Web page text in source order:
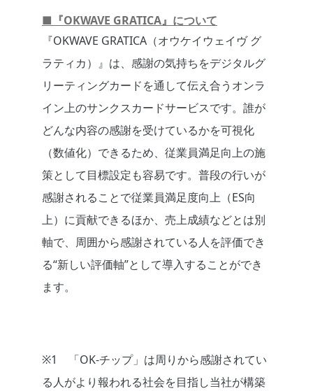
■『OKWAVE GRATICA』について
『OKWAVE GRATICA（オウケイウェイヴ グ
ラティカ）』は、感謝の気持ちをデジタルグ
リーティングカードを通して伝え合うオンラ
イン上のサンクスカードサービスです。誰が
どんな内容の感謝を受けているかを可視化
（数値化）できるため、従業員満足向上の施
策として目標設定も容易です。普段の行いが
感謝されることで従業員満足度向上（ES向
上）に貢献できるほか、売上成績などとは別
軸で、周囲から感謝されている人を評価でき
る“新しい評価軸”として導入することができ
ます。
※1 「OK-チップ」は周りから感謝されてい
る人がより報われる社会を目指し当社が構築